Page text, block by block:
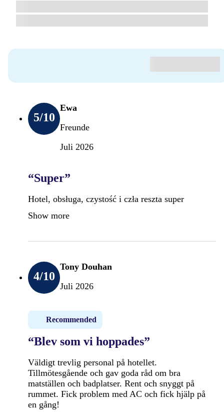
5/10
Ewa
Freunde
Juli 2026
“Super”
Hotel, obsługa, czystość i czła reszta super
Show more
4/10
Tony Douhan
Juli 2026
Recommended
“Blev som vi hoppades”
Väldigt trevlig personal på hotellet.
Tillmötesgående och gav goda råd om bra
matställen och badplatser. Rent och snyggt på
rummet. Fick problem med AC och fick hjälp på
en gång!